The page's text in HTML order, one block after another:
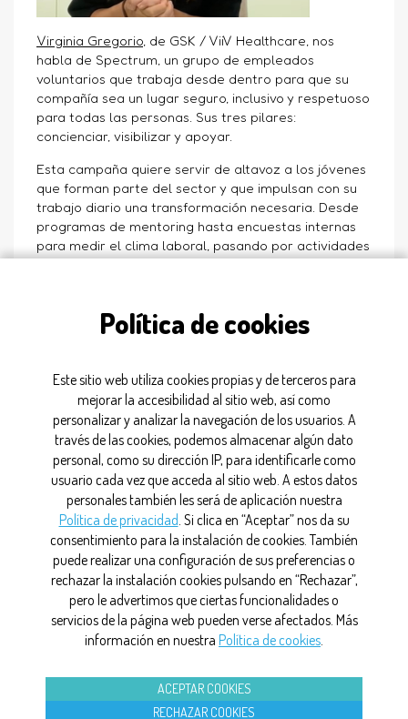
Virginia Gregorio, de GSK / ViiV Healthcare, nos
habla de Spectrum, un grupo de empleados
voluntarios que trabaja desde dentro para que su
compañía sea un lugar seguro, inclusivo y respetuoso
para todas las personas. Sus tres pilares:
concienciar, visibilizar y apoyar.
Esta campaña quiere servir de altavoz a los jóvenes
que forman parte del sector y que impulsan con su
trabajo diario una transformación necesaria. Desde
programas de mentoring hasta encuestas internas
para medir el clima laboral, pasando por actividades
CONTACTO
MAPA WEB
AVISO LEGAL
POLÍTICA DE PRIVACIDAD
©2026 FarmaIndustria Todos los derechos reservados
Política de cookies
Este sitio web utiliza cookies propias y de terceros para
mejorar la accesibilidad al sitio web, así como
personalizar y analizar la navegación de los usuarios. A
través de las cookies, podemos almacenar algún dato
personal, como su dirección IP, para identificarle como
usuario cada vez que acceda al sitio web. A estos datos
personales también les será de aplicación nuestra
Política de privacidad. Si clica en “Aceptar” nos da su
consentimiento para la instalación de cookies. También
puede realizar una configuración de sus preferencias o
rechazar la instalación cookies pulsando en “Rechazar”,
pero le advertimos que ciertas funcionalidades o
servicios de la página web pueden verse afectados. Más
información en nuestra Política de cookies.
ACEPTAR COOKIES
RECHAZAR COOKIES